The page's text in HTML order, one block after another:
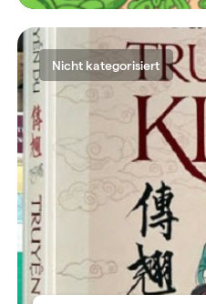
Nicht kategorisiert